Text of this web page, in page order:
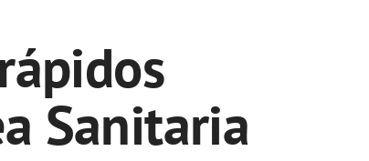
Sanitaria